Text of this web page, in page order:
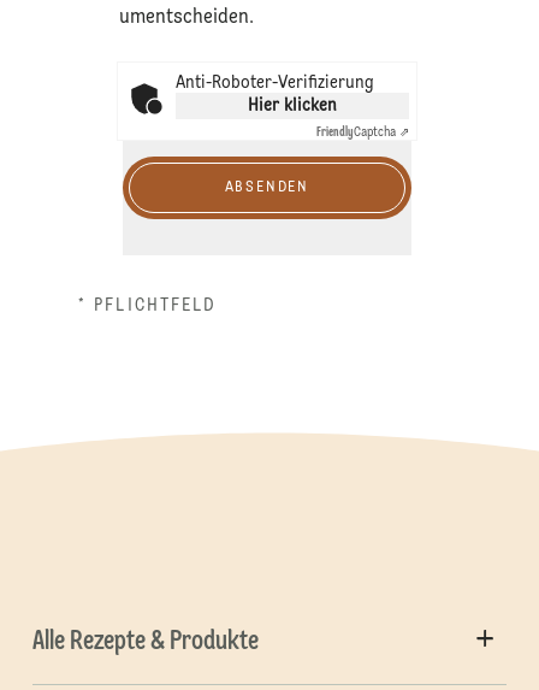
umentscheiden.
Anti-Roboter-Verifizierung
Hier klicken
FriendlyCaptcha ⇗
ABSENDEN
* PFLICHTFELD
Alle Rezepte & Produkte